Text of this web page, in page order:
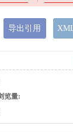
导出引用
览量: